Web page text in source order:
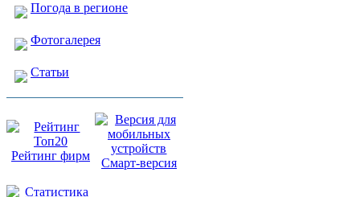
Погода в регионе
Фотогалерея
Статьи
Рейтинг фирм
Смарт-версия